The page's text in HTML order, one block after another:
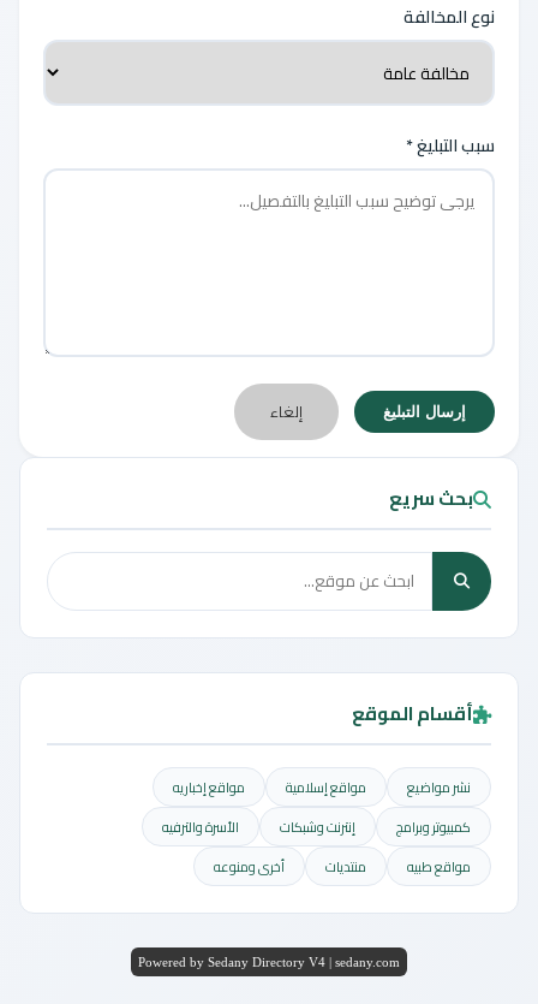
نوع المخالفة
سبب التبليغ *
إرسال التبليغ إلغاء
بحث سريع
أقسام الموقع
نشر مواضيع مواقع إسلامية
مواقع إخباريه
كمبيوتر وبرامج
إنترنت وشبكات
الأسرة والترفيه
مواقع طبيه
منتديات أخرى ومنوعه
Powered by Sedany Directory V4 | sedany.com